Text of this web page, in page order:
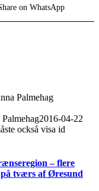
on WhatsApp
Palmehag
2016-04-22
också visa id
– flere
på tværs af Øresund